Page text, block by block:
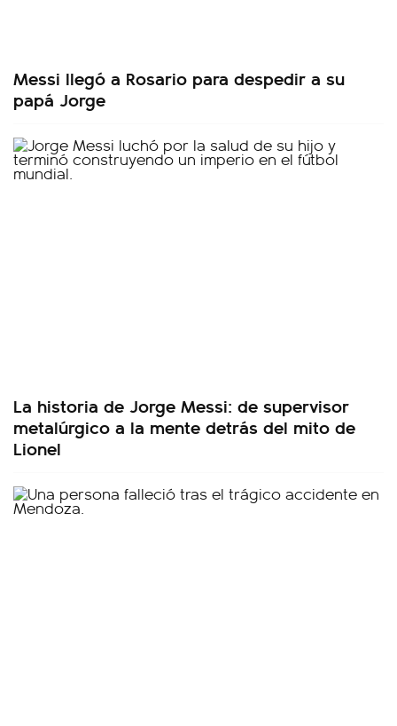
Messi llegó a Rosario para despedir a su
papá Jorge
La historia de Jorge Messi: de supervisor
metalúrgico a la mente detrás del mito de
Lionel